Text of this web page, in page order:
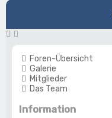
Foren-Übersicht
Galerie
Mitglieder
Das Team
Information